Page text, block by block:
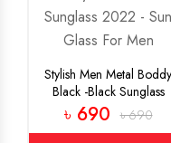
Stylish Men Metal Boddy
Black -Black Sunglass
2022 - Sun Glass For
Men
৳ 690 ৳ 690